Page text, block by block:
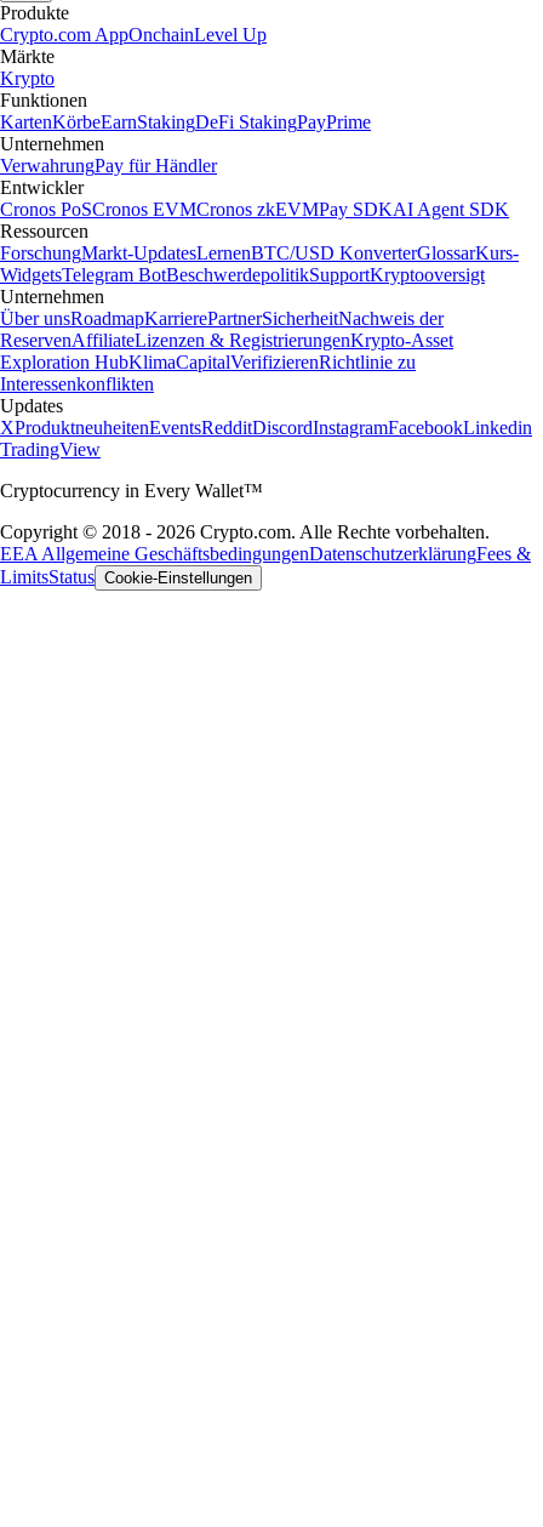
Produkte
Crypto.com AppOnchainLevel Up
Märkte
Krypto
Funktionen
KartenKörbeEarnStakingDeFi StakingPayPrime
Unternehmen
VerwahrungPay für Händler
Entwickler
Cronos PoSCronos EVMCronos zkEVMPay SDKAI Agent SDK
Ressourcen
ForschungMarkt-UpdatesLernenBTC/USD KonverterGlossarKurs-
WidgetsTelegram BotBeschwerdepolitikSupportKryptooversigt
Unternehmen
Über unsRoadmapKarrierePartnerSicherheitNachweis der
ReservenAffiliateLizenzen & RegistrierungenKrypto-Asset
Exploration HubKlimaCapitalVerifizierenRichtlinie zu
Interessenkonflikten
Updates
XProduktneuheitenEventsRedditDiscordInstagramFacebookLinkedin
TradingView
Cryptocurrency in Every Wallet™
Copyright © 2018 - 2026 Crypto.com. Alle Rechte vorbehalten.
EEA Allgemeine GeschäftsbedingungenDatenschutzerklärungFees &
LimitsStatus Cookie-Einstellungen